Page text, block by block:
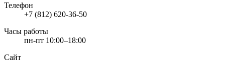
Телефон
+7 (812) 620-36-50
Часы работы
пн-пт 10:00–18:00
Сайт